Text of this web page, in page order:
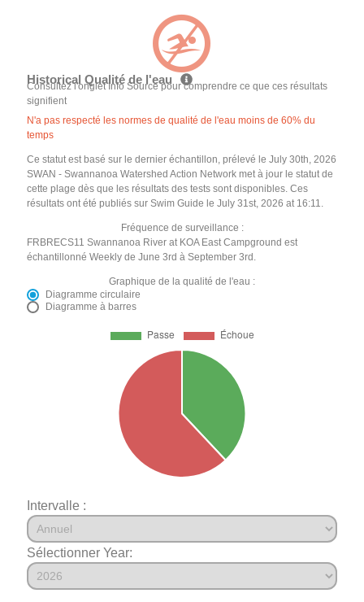
Historical Qualité de l'eau
Consultez l'onglet Info Source pour comprendre ce que ces résultats
signifient
N'a pas respecté les normes de qualité de l'eau moins de 60% du
temps
Ce statut est basé sur le dernier échantillon, prélevé le July 30th, 2026
SWAN - Swannanoa Watershed Action Network met à jour le statut de
cette plage dès que les résultats des tests sont disponibles. Ces
résultats ont été publiés sur Swim Guide le July 31st, 2026 at 16:11.
Fréquence de surveillance :
FRBRECS11 Swannanoa River at KOA East Campground est
échantillonné Weekly de June 3rd à September 3rd.
Graphique de la qualité de l'eau :
Diagramme circulaire
Diagramme à barres
Intervalle :
Sélectionner Year: